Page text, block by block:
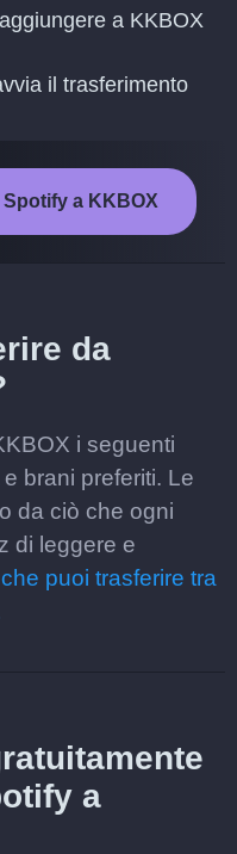
a KKBOX
il trasferimento
a KKBOX
da
i seguenti
brani preferiti. Le
da ciò che ogni
di leggere e
puoi trasferire tra
a